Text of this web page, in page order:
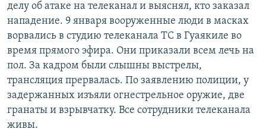
делу об атаке на телеканал и выяснял, кто заказал
нападение. 9 января вооруженные люди в масках
ворвались в студию телеканала TC в Гуаякиле во
время прямого эфира. Они приказали всем лечь на
пол. За кадром были слышны выстрелы,
трансляция прервалась. По заявлению полиции, у
задержанных изъяли огнестрельное оружие, две
гранаты и взрывчатку. Все сотрудники телеканала
живы.